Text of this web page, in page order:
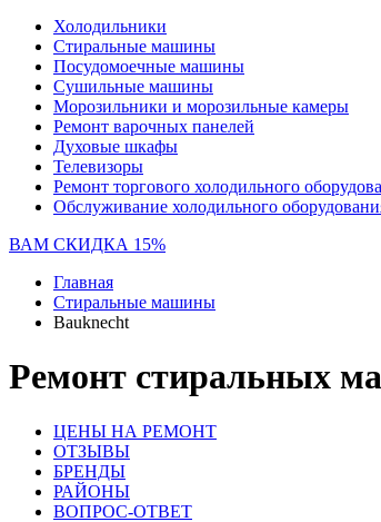
Холодильники
Стиральные машины
Посудомоечные машины
Сушильные машины
Морозильники и морозильные камеры
Ремонт варочных панелей
Духовые шкафы
Телевизоры
Ремонт торгового холодильного
Обслуживание холодильного
ВАМ СКИДКА 15%
Главная
Стиральные машины
Bauknecht
Ремонт стиральных
ЦЕНЫ НА РЕМОНТ
ОТЗЫВЫ
БРЕНДЫ
РАЙОНЫ
ВОПРОС-ОТВЕТ